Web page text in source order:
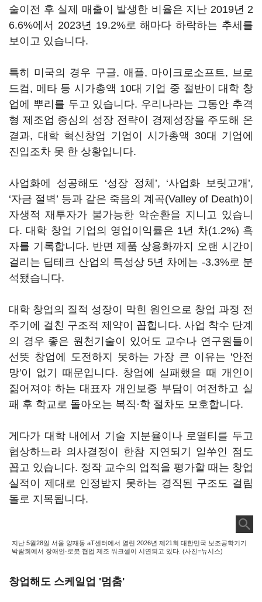
술이전 후 실제 매출이 발생한 비율은 지난 2019년 2
6.6%에서 2023년 19.2%로 해마다 하락하는 추세를
보이고 있습니다.
특히 미국의 경우 구글, 애플, 마이크로소프트, 브로
드컴, 메타 등 시가총액 10대 기업 중 절반이 대학 창
업에 뿌리를 두고 있습니다. 우리나라는 그동안 추격
형 제조업 중심의 성장 전략이 경제성장을 주도해 온
결과, 대학 혁신창업 기업이 시가총액 30대 기업에
진입조차 못 한 상황입니다.
사업화에 성공해도 ‘성장 정체’, ‘사업화 보릿고개’,
‘자금 절벽’ 등과 같은 죽음의 계곡(Valley of Death)이
자생적 재투자가 불가능한 악순환을 지니고 있습니
다. 대학 창업 기업의 영업이익률은 1년 차(1.2%) 흑
자를 기록합니다. 반면 제품 상용화까지 오랜 시간이
걸리는 딥테크 산업의 특성상 5년 차에는 -3.3%로 분
석됐습니다.
대학 창업의 질적 성장이 막힌 원인으로 창업 과정 전
주기에 걸친 구조적 제약이 꼽힙니다. 사업 착수 단계
의 경우 좋은 원천기술이 있어도 교수나 연구원들이
선뜻 창업에 도전하지 못하는 가장 큰 이유는 '안전
망'이 없기 때문입니다. 창업에 실패했을 때 개인이
짊어져야 하는 대표자 개인보증 부담이 여전하고 실
패 후 학교로 돌아오는 복직·학 절차도 모호합니다.
게다가 대학 내에서 기술 지분율이나 로열티를 두고
협상하느라 의사결정이 한참 지연되기 일쑤인 점도
꼽고 있습니다. 정작 교수의 업적을 평가할 때는 창업
실적이 제대로 인정받지 못하는 경직된 구조도 걸림
돌로 지목됩니다.
지난 5월28일 서울 양재동 aT센터에서 열린 2026년 제21회 대한민국 보조공학기기
박람회에서 장애인·로봇 협업 제조 워크셀이 시연되고 있다. (사진=뉴시스)
창업해도 스케일업 '멈춤'